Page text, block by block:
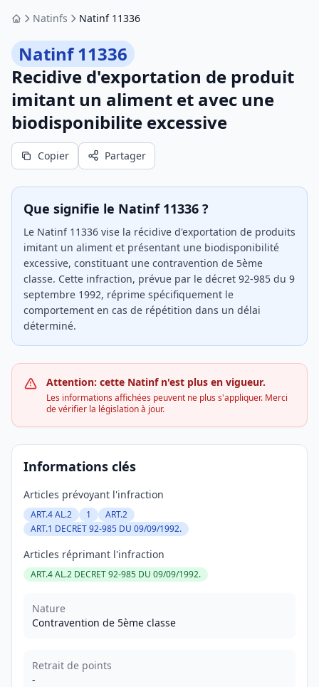
AccueilNatinfs Natinf 11336
Natinf 11336
Recidive d'exportation de produit
imitant un aliment et avec une
biodisponibilite excessive
Copier Partager
Que signifie le Natinf 11336 ?
Le Natinf 11336 vise la récidive d'exportation de produits
imitant un aliment et présentant une biodisponibilité
excessive, constituant une contravention de 5ème
classe. Cette infraction, prévue par le décret 92-985 du 9
septembre 1992, réprime spécifiquement le
comportement en cas de répétition dans un délai
déterminé.
Attention: cette Natinf n'est plus en vigueur.
Les informations affichées peuvent ne plus s'appliquer. Merci
de vérifier la législation à jour.
Informations clés
Articles prévoyant l'infraction
ART.4 AL.2 1
ART.2
ART.1 DECRET 92-985 DU 09/09/1992.
Articles réprimant l'infraction
ART.4 AL.2 DECRET 92-985 DU 09/09/1992.
Nature
Contravention de 5ème classe
Retrait de points
-